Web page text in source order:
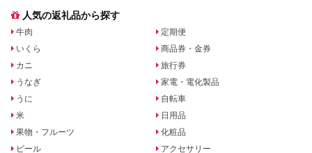
人気の返礼品から探す
牛肉
いくら
カニ
うなぎ
うに
米
果物・フルーツ
ビール
定期便
商品券・金券
旅行券
家電・電化製品
自転車
日用品
化粧品
アクセサリー